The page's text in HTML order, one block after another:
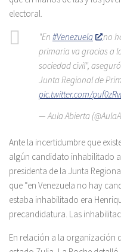
electoral.
"En #Venezuela
no
primaria va gracias a
sociedad civil", aseguró
Junta Regional de
pic.twitter.com/
— Aula Abierta
Ante la incertidumbre que
algún candidato inhabilitado
presidenta de la Junta
que “en Venezuela no hay
estaba inhabilitado era
precandidatura. Las
En relación a la organización